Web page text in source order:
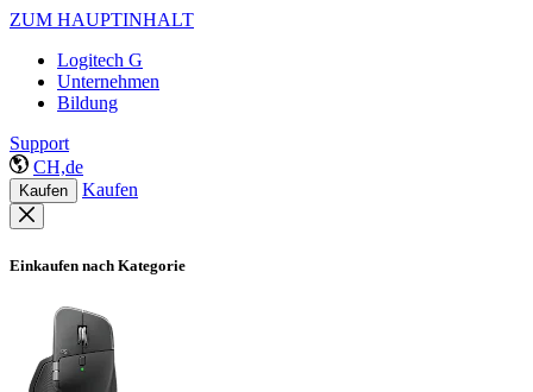
ZUM HAUPTINHALT
Logitech G
Unternehmen
Bildung
Support
CH,de
Kaufen Kaufen
Einkaufen nach Kategorie